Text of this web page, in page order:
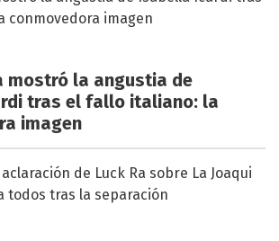
mostró la angustia de
tras el fallo italiano: la
imagen